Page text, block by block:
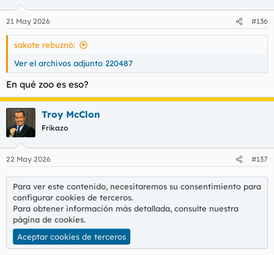
e
s
21 May 2026 #136
sakote rebuznó:
Ver el archivos adjunto 220487
En qué zoo es eso?
Troy McClon
Frikazo
22 May 2026 #137
Para ver este contenido, necesitaremos su consentimiento para
configurar cookies de terceros.
Para obtener información más detallada, consulte nuestra
página de cookies.
Aceptar cookies de terceros